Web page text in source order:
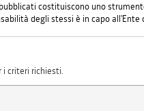
costituiscono uno
degli stessi è in capo all'Ente
i criteri richiesti.